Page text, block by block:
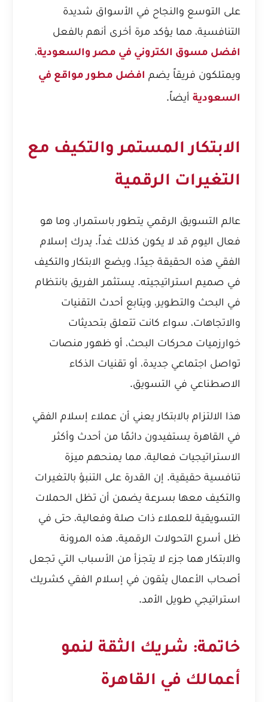
على التوسع والنجاح في الأسواق شديدة
التنافسية، مما يؤكد مرة أخرى أنهم بالفعل
افضل مسوق الكتروني في مصر والسعودية،
ويمتلكون فريقاً يضم افضل مطور مواقع في
السعودية أيضاً.
الابتكار المستمر والتكيف مع
التغيرات الرقمية
عالم التسويق الرقمي يتطور باستمرار، وما هو
فعال اليوم قد لا يكون كذلك غداً. يدرك إسلام
الفقي هذه الحقيقة جيدًا، ويضع الابتكار والتكيف
في صميم استراتيجيته. يستثمر الفريق بانتظام
في البحث والتطوير، ويتابع أحدث التقنيات
والاتجاهات، سواء كانت تتعلق بتحديثات
خوارزميات محركات البحث، أو ظهور منصات
تواصل اجتماعي جديدة، أو تقنيات الذكاء
الاصطناعي في التسويق.
هذا الالتزام بالابتكار يعني أن عملاء إسلام الفقي
في القاهرة يستفيدون دائمًا من أحدث وأكثر
الاستراتيجيات فعالية، مما يمنحهم ميزة
تنافسية حقيقية. إن القدرة على التنبؤ بالتغيرات
والتكيف معها بسرعة يضمن أن تظل الحملات
التسويقية للعملاء ذات صلة وفعالية، حتى في
ظل أسرع التحولات الرقمية. هذه المرونة
والابتكار هما جزء لا يتجزأ من الأسباب التي تجعل
أصحاب الأعمال يثقون في إسلام الفقي كشريك
استراتيجي طويل الأمد.
خاتمة: شريك الثقة لنمو
أعمالك في القاهرة